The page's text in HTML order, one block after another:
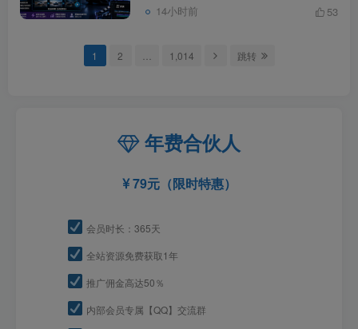
14小时前 53
1 2 … 1,014 跳转
年费合伙人
79元（限时特惠）
会员时长：365天
全站资源免费获取1年
推广佣金高达50％
内部会员专属【QQ】交流群